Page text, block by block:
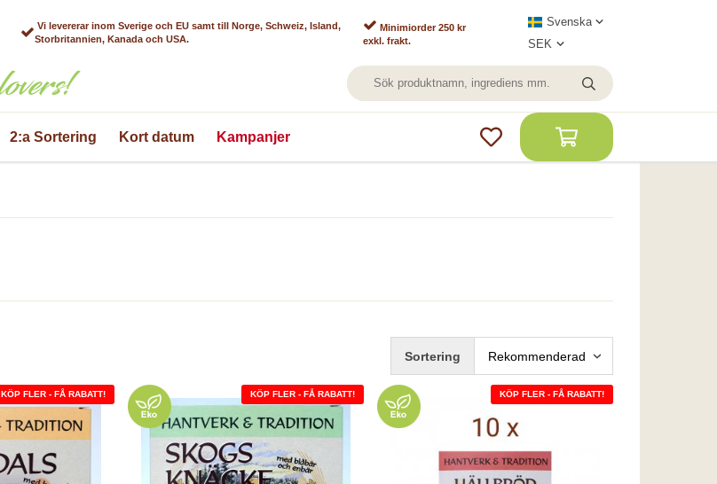
Vi levererar inom Sverige och EU samt till Norge, Schweiz, Island,
Storbritannien, Kanada och USA.
Minimiorder 250 kr
exkl. frakt.
2:a Sortering Kort datum Kampanjer
Sortering
KÖP FLER - FÅ RABATT! KÖP FLER - FÅ RABATT! KÖP FLER - FÅ RABATT!